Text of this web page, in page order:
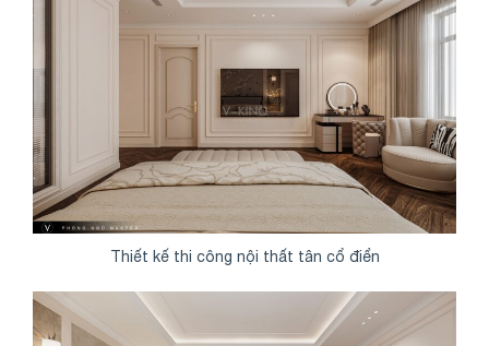
Thiết kế thi công nội thất tân cổ điển